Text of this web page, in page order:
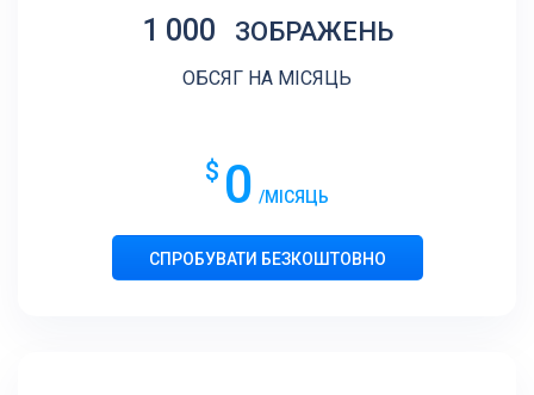
1 000 ЗОБРАЖЕНЬ
ОБСЯГ НА МІСЯЦЬ
$ 0 /МІСЯЦЬ
СПРОБУВАТИ БЕЗКОШТОВНО